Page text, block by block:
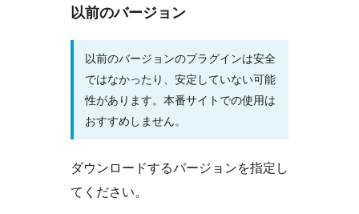
以前のバージョン
以前のバージョンのプラグインは安全
ではなかったり、安定していない可能
性があります。本番サイトでの使用は
おすすめしません。
ダウンロードするバージョンを指定し
てください。